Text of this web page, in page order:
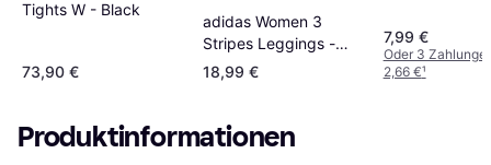
Tights W - Black
73,90 €
adidas Women 3
Stripes Leggings -
Gray/White
18,99 €
7,99 €
Oder 3
2,66 €¹
Produktinformationen